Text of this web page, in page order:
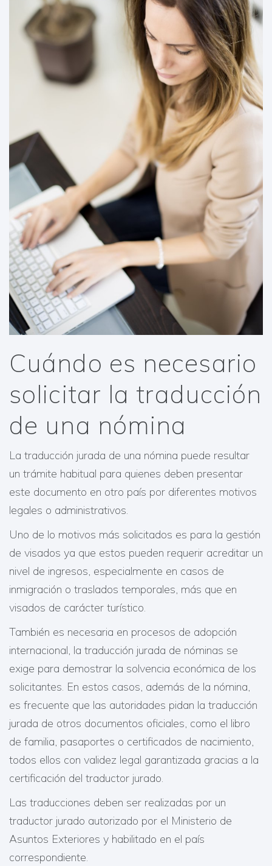
Cuándo es necesario
solicitar la traducción
de una nómina
La traducción jurada de una nómina puede resultar
un trámite habitual para quienes deben presentar
este documento en otro país por diferentes motivos
legales o administrativos.
Uno de lo motivos más solicitados es para la gestión
de visados ya que estos pueden requerir acreditar un
nivel de ingresos, especialmente en casos de
inmigración o traslados temporales, más que en
visados de carácter turístico.
También es necesaria en procesos de adopción
internacional, la traducción jurada de nóminas se
exige para demostrar la solvencia económica de los
solicitantes. En estos casos, además de la nómina,
es frecuente que las autoridades pidan la traducción
jurada de otros documentos oficiales, como el libro
de familia, pasaportes o certificados de nacimiento,
todos ellos con validez legal garantizada gracias a la
certificación del traductor jurado.
Las traducciones deben ser realizadas por un
traductor jurado autorizado por el Ministerio de
Asuntos Exteriores y habilitado en el país
correspondiente.